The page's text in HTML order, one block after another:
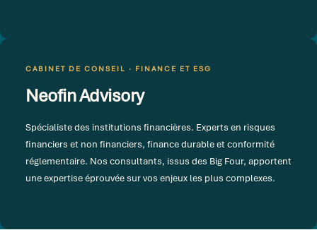
CABINET DE CONSEIL · FINANCE ET ESG
Neofin Advisory
Spécialiste des institutions financières. Experts en risques
financiers et non financiers, finance durable et conformité
réglementaire. Nos consultants, issus des Big Four, apportent
une expertise éprouvée sur vos enjeux les plus complexes.